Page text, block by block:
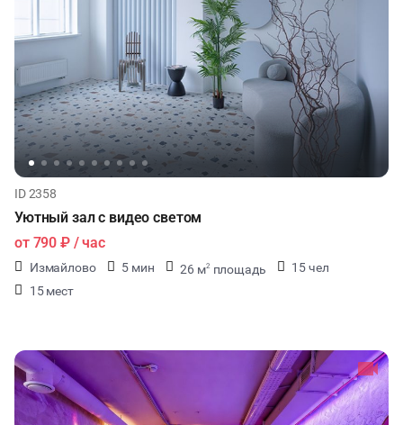
ID 2358
Уютный зал с видео светом
от 790 ₽/ час
Измайлово 5 мин 26 м2 площадь
15 чел
15 мест